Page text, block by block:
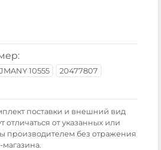
JMANY 10555
20477807
поставки и внешний вид
отличаться от указанных или
производителем без отражения
магазина.